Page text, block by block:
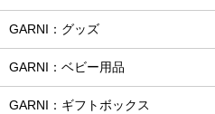
GARNI：グッズ
GARNI：ベビー用品
GARNI：ギフトボックス